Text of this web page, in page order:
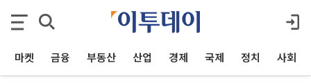
마켓 금융 부동산 산업 경제 국제 정치 사회